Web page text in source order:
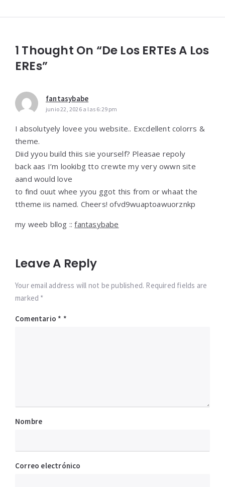
1 Thought On “De Los ERTEs A Los
EREs”
fantasybabe
junio 22, 2026 a las 6:29 pm
I absolutyely lovee you website.. Excdellent colorrs &
theme.
Diid yyou build thiis sie yourself? Pleasae repoly
back aas I’m lookibg tto crewte my very owwn site
aand would love
to find ouut whee yyou ggot this from or whaat the
ttheme iis named. Cheers! ofvd9wuaptoawuorznkp
my weeb bllog ::fantasybabe
Leave A Reply
Your email address will not be published. Required fields are
marked *
Comentario *
Nombre
Correo electrónico